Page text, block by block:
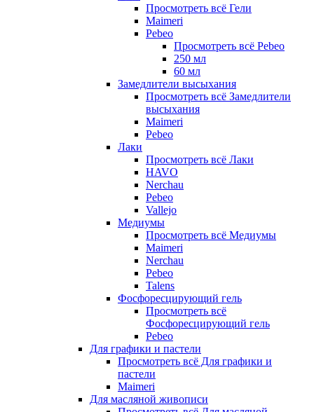
Просмотреть всё Гели
Maimeri
Pebeo
Просмотреть всё Pebeo
250 мл
60 мл
Замедлители высыхания
Просмотреть всё Замедлители
высыхания
Maimeri
Pebeo
Лаки
Просмотреть всё Лаки
HAVO
Nerchau
Pebeo
Vallejo
Медиумы
Просмотреть всё Медиумы
Maimeri
Nerchau
Pebeo
Talens
Фосфоресцирующий гель
Просмотреть всё
Фосфоресцирующий гель
Pebeo
Для графики и пастели
Просмотреть всё Для графики и
пастели
Maimeri
Для масляной живописи